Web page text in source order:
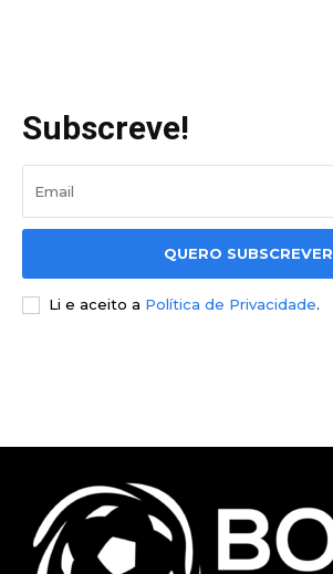
Subscreve!
QUERO SUBSCREVER
Li e aceito a Política de Privacidade.